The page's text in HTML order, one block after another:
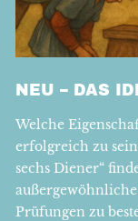
NEU – DAS
Welche
erfolgreich zu
sechs Diener“
Prüfungen zu